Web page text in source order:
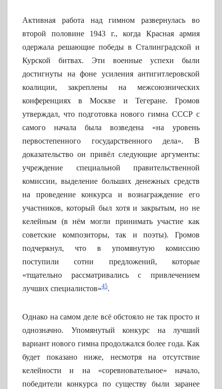
Активная работа над гимном развернулась во
второй половине 1943 г., когда Красная армия
одержала решающие победы в Сталинградской и
Курской битвах. Эти военные успехи были
достигнуты на фоне усиления антигитлеровской
коалиции, закреплены на межсоюзнических
конференциях в Москве и Тегеране. Громов
утверждал, что подготовка нового гимна СССР с
самого начала была возведена «на уровень
первостепенного государственного дела». В
доказательство он привёл следующие аргументы:
учреждение специальной правительственной
комиссии, выделение больших денежных средств
на проведение конкурса и вознаграждение его
участников, который был хотя и закрытым, но не
келейным (в нём могли принимать участие как
советские композиторы, так и поэты). Громов
подчеркнул, что в упомянутую комиссию
поступили сотни предложений, которые
«тщательно рассматривались с привлечением
лучших специалистов»45.
Однако на самом деле всё обстояло не так просто и
однозначно. Упомянутый конкурс на лучший
вариант нового гимна продолжался более года. Как
будет показано ниже, несмотря на отсутствие
келейности и на «соревновательное» начало,
победители конкурса по существу были заранее